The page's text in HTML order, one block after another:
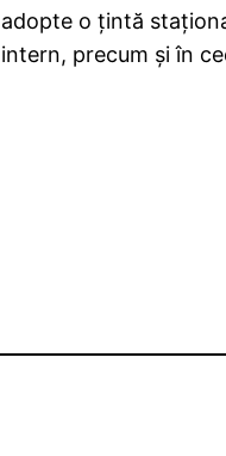
o ţintă
precum şi în